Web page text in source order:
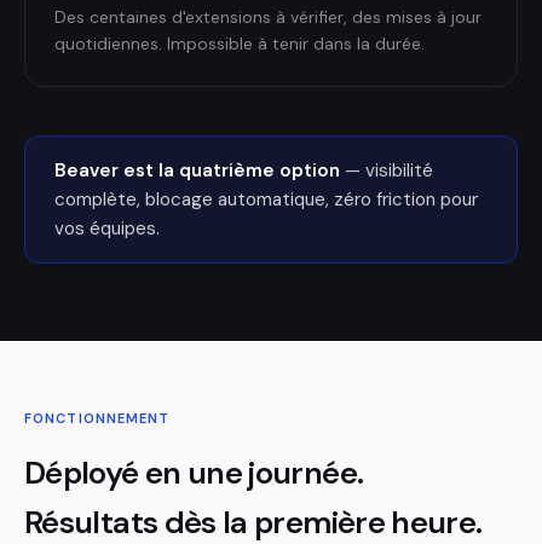
Des centaines d'extensions à vérifier, des mises à jour
quotidiennes. Impossible à tenir dans la durée.
Beaver est la quatrième option — visibilité
complète, blocage automatique, zéro friction pour
vos équipes.
FONCTIONNEMENT
Déployé en une journée.
Résultats dès la première heure.